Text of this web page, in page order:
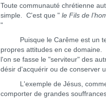
Toute communauté chrétienne
simple. C'est que " le Fils de
"
Puisque le Carême est un
propres attitudes en ce
l'on se fasse le "serviteur" des
désir d'acquérir ou de conserver
L'exemple de Jésus, comme
comporter de grandes